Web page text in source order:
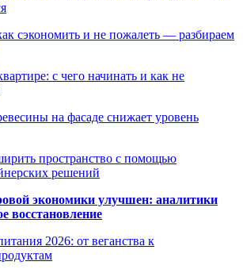
сэкономить и не пожалеть — разбираем
с чего начинать и как не
на фасаде снижает уровень
пространство с помощью
решений
экономики улучшен: аналитики
восстановление
2026: от веганства к